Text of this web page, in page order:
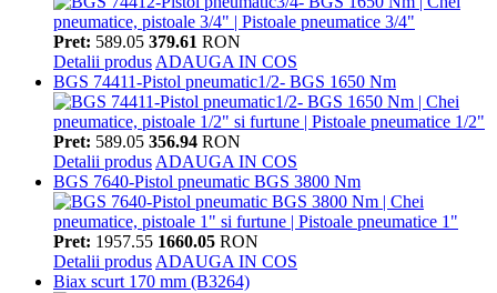
Pret: 589.05 379.61 RON
Detalii produs ADAUGA IN COS
BGS 74411-Pistol pneumatic1/2- BGS 1650 Nm
Pret: 589.05 356.94 RON
Detalii produs ADAUGA IN COS
BGS 7640-Pistol pneumatic BGS 3800 Nm
Pret: 1957.55 1660.05 RON
Detalii produs ADAUGA IN COS
Biax scurt 170 mm (B3264)